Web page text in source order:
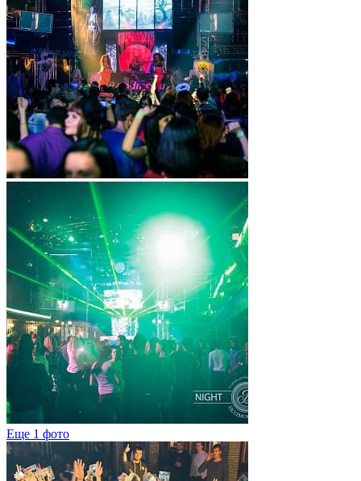
Еще 1 фото